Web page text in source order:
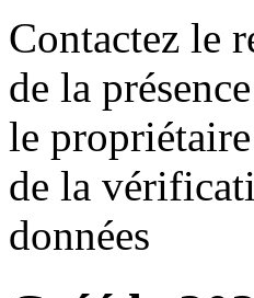
Contactez le
de la
le
de la
données